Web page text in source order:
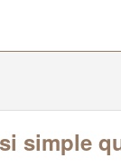
simple